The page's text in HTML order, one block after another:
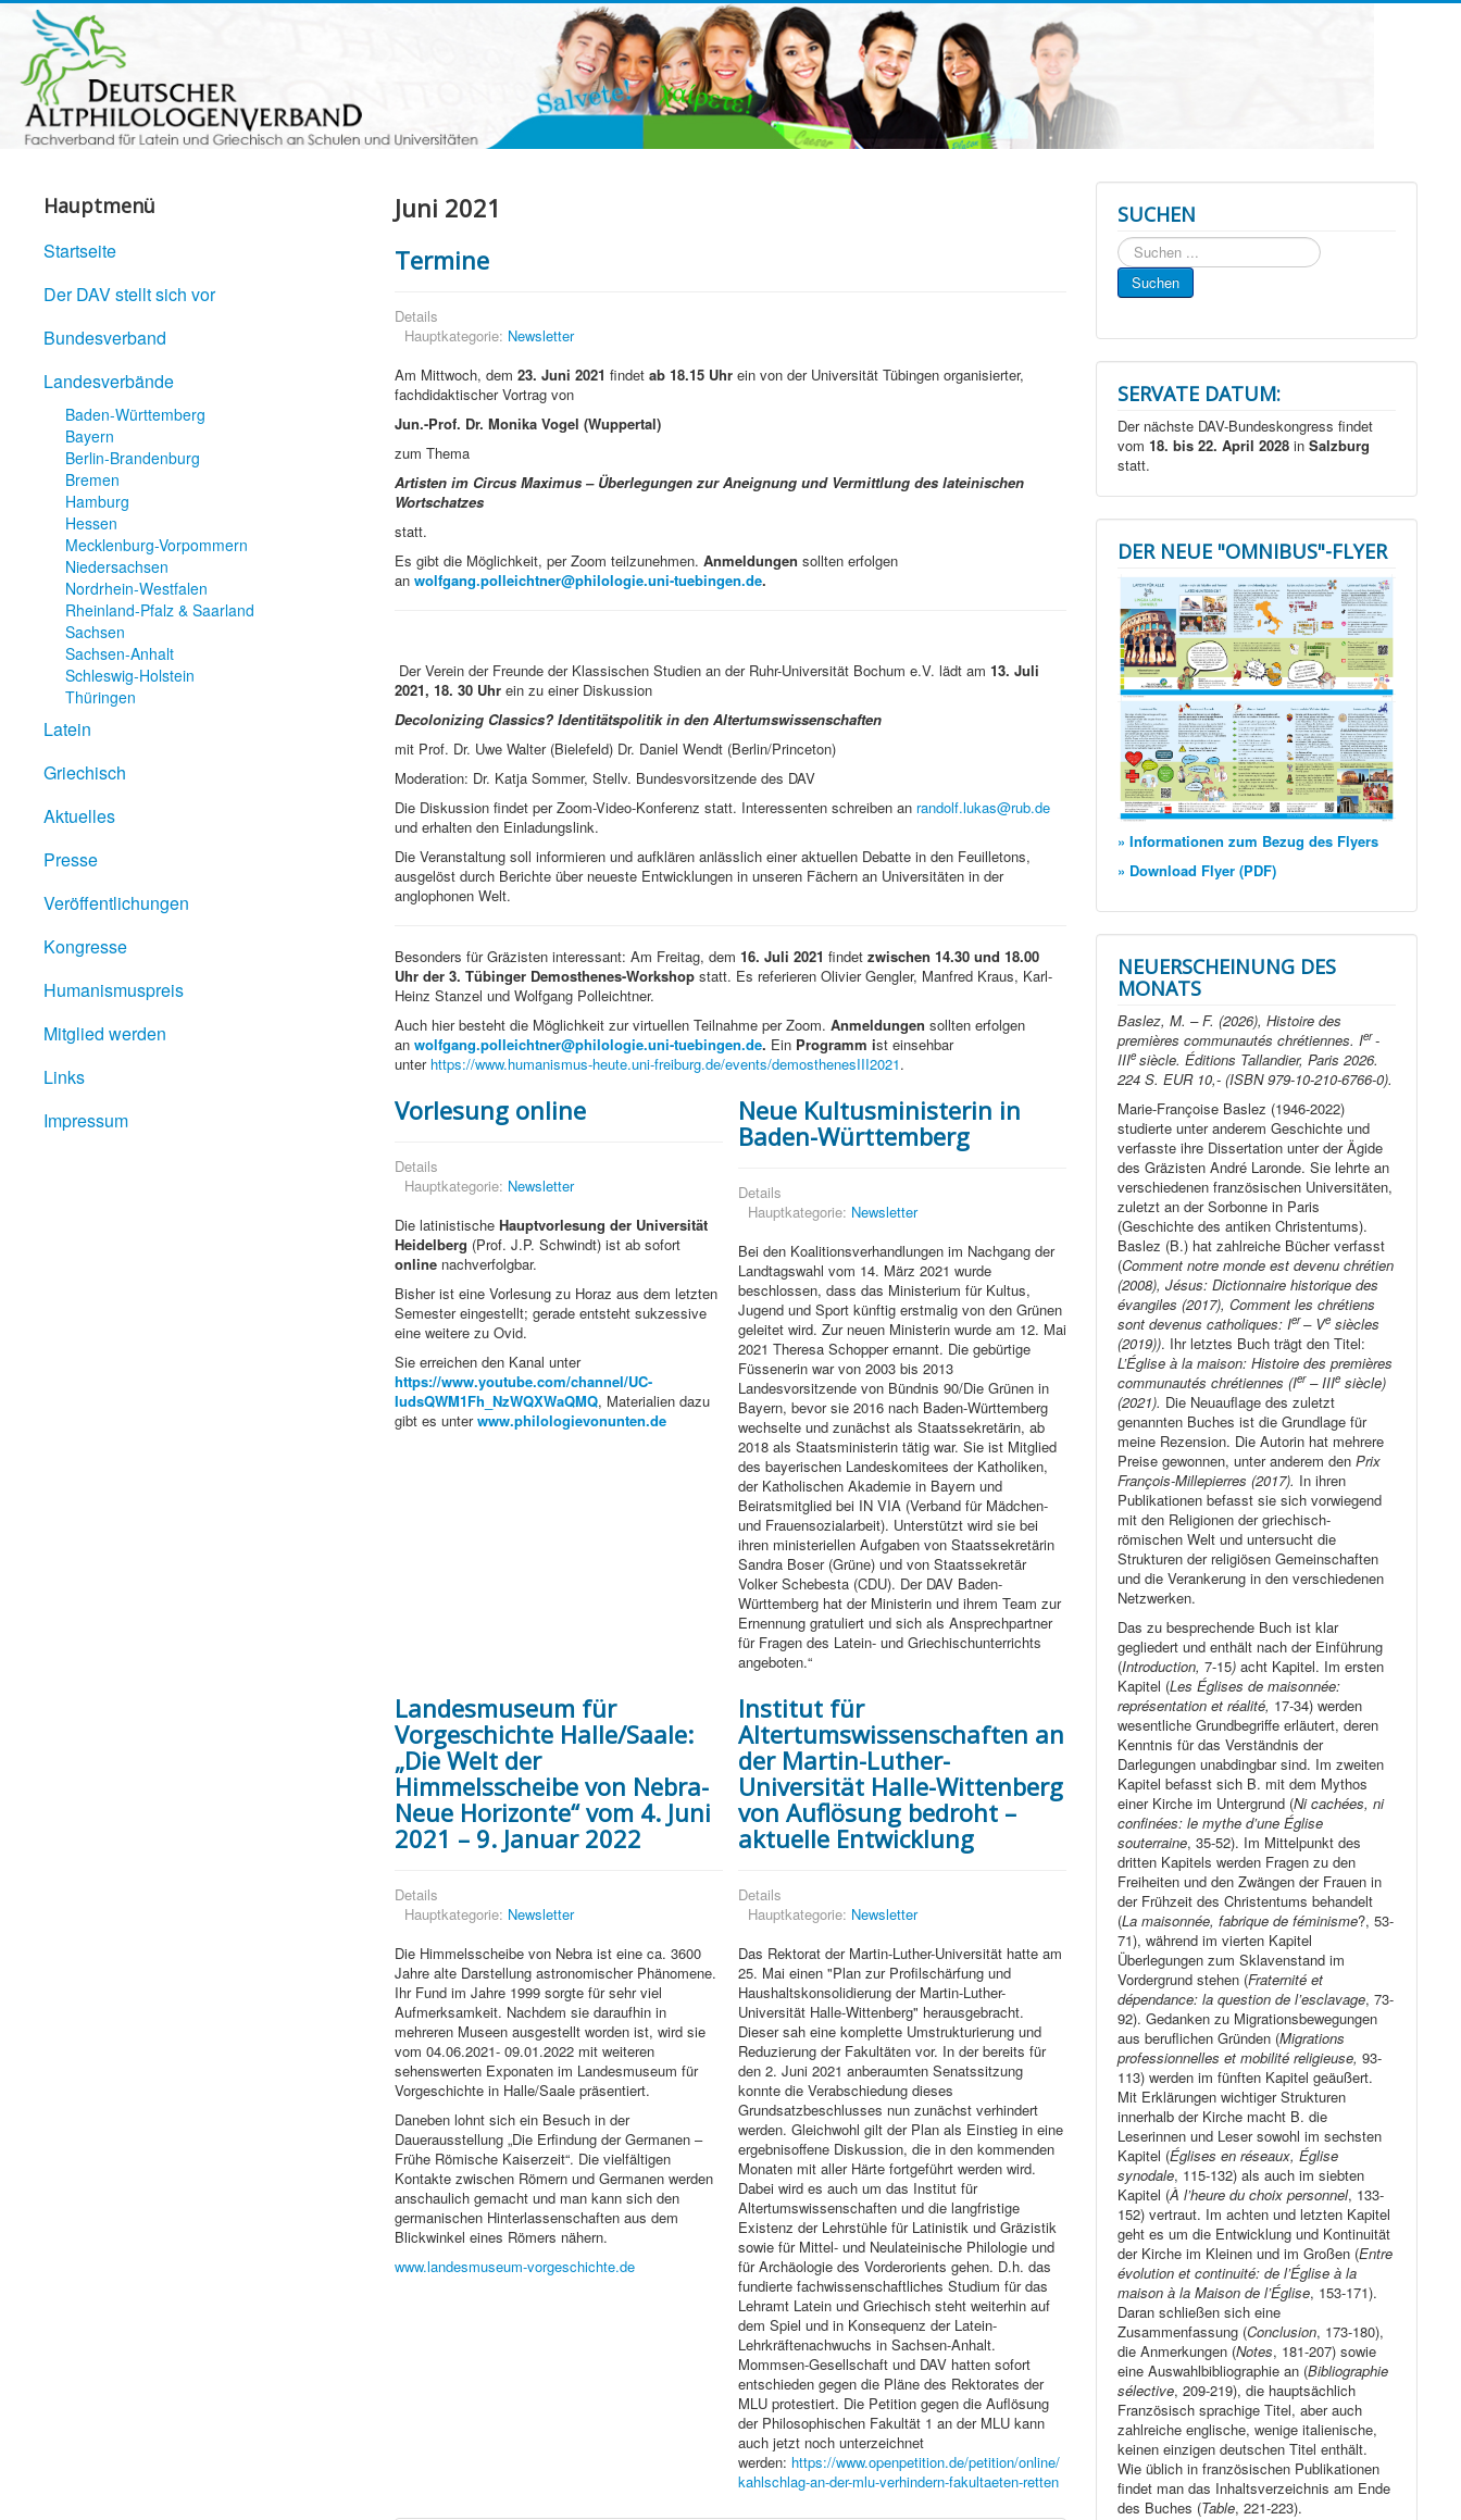
Hauptmenü
Startseite
Der DAV stellt sich vor
Bundesverband
Landesverbände
Baden-Württemberg
Bayern
Berlin-Brandenburg
Bremen
Hamburg
Hessen
Mecklenburg-Vorpommern
Niedersachsen
Nordrhein-Westfalen
Rheinland-Pfalz & Saarland
Sachsen
Sachsen-Anhalt
Schleswig-Holstein
Thüringen
Latein
Griechisch
Aktuelles
Presse
Veröffentlichungen
Kongresse
Humanismuspreis
Mitglied werden
Links
Impressum
Juni 2021
Termine
Details
Hauptkategorie: Newsletter
Am Mittwoch, dem 23. Juni 2021 findet ab 18.15 Uhrein von der Universität Tübingen organisierter,
fachdidaktischer Vortrag von
Jun.-Prof. Dr. Monika Vogel (Wuppertal)
zum Thema
Artisten im Circus Maximus – Überlegungen zur Aneignung und Vermittlung des lateinischen
Wortschatzes
statt.
Es gibt die Möglichkeit, per Zoom teilzunehmen. Anmeldungen sollten erfolgen
an wolfgang.polleichtner@philologie.uni-tuebingen.de.
Der Verein der Freunde der Klassischen Studien an der Ruhr-Universität Bochum e.V. lädt am 13. Juli
2021, 18. 30 Uhrein zu einer Diskussion
Decolonizing Classics? Identitätspolitik in den Altertumswissenschaften
mit Prof. Dr. Uwe Walter (Bielefeld) Dr. Daniel Wendt (Berlin/Princeton)
Moderation: Dr. Katja Sommer, Stellv. Bundesvorsitzende des DAV
Die Diskussion findet per Zoom-Video-Konferenz statt. Interessenten schreiben an randolf.lukas@rub.de
und erhalten den Einladungslink.
Die Veranstaltung soll informieren und aufklären anlässlich einer aktuellen Debatte in den Feuilletons,
ausgelöst durch Berichte über neueste Entwicklungen in unseren Fächern an Universitäten in der
anglophonen Welt.
Besonders für Gräzisten interessant: Am Freitag, dem 16. Juli 2021 findet zwischen 14.30 und 18.00
Uhr der 3. Tübinger Demosthenes-Workshopstatt. Es referieren Olivier Gengler, Manfred Kraus, Karl-
Heinz Stanzel und Wolfgang Polleichtner.
Auch hier besteht die Möglichkeit zur virtuellen Teilnahme per Zoom. Anmeldungen sollten erfolgen
an wolfgang.polleichtner@philologie.uni-tuebingen.de. EinProgramm ist einsehbar
unter https://www.humanismus-heute.uni-freiburg.de/events/demosthenesIII2021.
Vorlesung online
Details
Hauptkategorie: Newsletter
Die latinistische Hauptvorlesung der Universität
Heidelberg (Prof. J.P. Schwindt) ist ab sofort
onlinenachverfolgbar.
Bisher ist eine Vorlesung zu Horaz aus dem letzten
Semester eingestellt; gerade entsteht sukzessive
eine weitere zu Ovid.
Sie erreichen den Kanal unter
https://www.youtube.com/channel/UC-
IudsQWM1Fh_NzWQXWaQMQ, Materialien dazu
gibt es unterwww.philologievonunten.de
Neue Kultusministerin in
Baden-Württemberg
Details
Hauptkategorie: Newsletter
Bei den Koalitionsverhandlungen im Nachgang der
Landtagswahl vom 14. März 2021 wurde
beschlossen, dass das Ministerium für Kultus,
Jugend und Sport künftig erstmalig von den Grünen
geleitet wird. Zur neuen Ministerin wurde am 12. Mai
2021 Theresa Schopper ernannt. Die gebürtige
Füssenerin war von 2003 bis 2013
Landesvorsitzende von Bündnis 90/Die Grünen in
Bayern, bevor sie 2016 nach Baden-Württemberg
wechselte und zunächst als Staatssekretärin, ab
2018 als Staatsministerin tätig war. Sie ist Mitglied
des bayerischen Landeskomitees der Katholiken,
der Katholischen Akademie in Bayern und
Beiratsmitglied bei IN VIA (Verband für Mädchen-
und Frauensozialarbeit). Unterstützt wird sie bei
ihren ministeriellen Aufgaben von Staatssekretärin
Sandra Boser (Grüne) und von Staatssekretär
Volker Schebesta (CDU). Der DAV Baden-
Württemberg hat der Ministerin und ihrem Team zur
Ernennung gratuliert und sich als Ansprechpartner
für Fragen des Latein- und Griechischunterrichts
angeboten.“
Landesmuseum für
Vorgeschichte Halle/Saale:
„Die Welt der
Himmelsscheibe von Nebra-
Neue Horizonte“ vom 4. Juni
2021 – 9. Januar 2022
Details
Hauptkategorie: Newsletter
Die Himmelsscheibe von Nebra ist eine ca. 3600
Jahre alte Darstellung astronomischer Phänomene.
Ihr Fund im Jahre 1999 sorgte für sehr viel
Aufmerksamkeit. Nachdem sie daraufhin in
mehreren Museen ausgestellt worden ist, wird sie
vom 04.06.2021- 09.01.2022 mit weiteren
sehenswerten Exponaten im Landesmuseum für
Vorgeschichte in Halle/Saale präsentiert.
Daneben lohnt sich ein Besuch in der
Dauerausstellung „Die Erfindung der Germanen –
Frühe Römische Kaiserzeit“. Die vielfältigen
Kontakte zwischen Römern und Germanen werden
anschaulich gemacht und man kann sich den
germanischen Hinterlassenschaften aus dem
Blickwinkel eines Römers nähern.
www.landesmuseum-vorgeschichte.de
Institut für
Altertumswissenschaften an
der Martin-Luther-
Universität Halle-Wittenberg
von Auflösung bedroht –
aktuelle Entwicklung
Details
Hauptkategorie: Newsletter
Das Rektorat der Martin-Luther-Universität hatte am
25. Mai einen "Plan zur Profilschärfung und
Haushaltskonsolidierung der Martin-Luther-
Universität Halle-Wittenberg" herausgebracht.
Dieser sah eine komplette Umstrukturierung und
Reduzierung der Fakultäten vor. In der bereits für
den 2. Juni 2021 anberaumten Senatssitzung
konnte die Verabschiedung dieses
Grundsatzbeschlusses nun zunächst verhindert
werden. Gleichwohl gilt der Plan als Einstieg in eine
ergebnisoffene Diskussion, die in den kommenden
Monaten mit aller Härte fortgeführt werden wird.
Dabei wird es auch um das Institut für
Altertumswissenschaften und die langfristige
Existenz der Lehrstühle für Latinistik und Gräzistik
sowie für Mittel- und Neulateinische Philologie und
für Archäologie des Vorderorients gehen. D.h. das
fundierte fachwissenschaftliches Studium für das
Lehramt Latein und Griechisch steht weiterhin auf
dem Spiel und in Konsequenz der Latein-
Lehrkräftenachwuchs in Sachsen-Anhalt.
Mommsen-Gesellschaft und DAV hatten sofort
entschieden gegen die Pläne des Rektorates der
MLU protestiert. Die Petition gegen die Auflösung
der Philosophischen Fakultät 1 an der MLU kann
auch jetzt noch unterzeichnet
werden: https://www.openpetition.de/petition/online/
kahlschlag-an-der-mlu-verhindern-fakultaeten-retten
SUCHEN
Suchen
...
Suchen
SERVATE DATUM:
Der nächste DAV-Bundeskongress findet
vom18. bis 22. April 2028 inSalzburg
statt.
DER NEUE "OMNIBUS"-FLYER
» Informationen zum Bezug des Flyers
» Download Flyer (PDF)
NEUERSCHEINUNG DES
MONATS
Baslez, M. – F. (2026), Histoire des
premières communautés chrétiennes. Ier-
IIIe siècle. Éditions Tallandier, Paris 2026.
224 S. EUR 10,- (ISBN 979-10-210-6766-0).
Marie-Françoise Baslez (1946-2022)
studierte unter anderem Geschichte und
verfasste ihre Dissertation unter der Ägide
des Gräzisten André Laronde. Sie lehrte an
verschiedenen französischen Universitäten,
zuletzt an der Sorbonne in Paris
(Geschichte des antiken Christentums).
Baslez (B.) hat zahlreiche Bücher verfasst
(Comment notre monde est devenu chrétien
(2008), Jésus: Dictionnaire historique des
évangiles (2017), Comment les chrétiens
sont devenus catholiques: Ier– Ve siècles
(2019)). Ihr letztes Buch trägt den Titel:
L’Église à la maison: Histoire des premières
communautés chrétiennes (Ier– IIIe siècle)
(2021). Die Neuauflage des zuletzt
genannten Buches ist die Grundlage für
meine Rezension. Die Autorin hat mehrere
Preise gewonnen, unter anderem denPrix
François-Millepierres (2017). In ihren
Publikationen befasst sie sich vorwiegend
mit den Religionen der griechisch-
römischen Welt und untersucht die
Strukturen der religiösen Gemeinschaften
und die Verankerung in den verschiedenen
Netzwerken.
Das zu besprechende Buch ist klar
gegliedert und enthält nach der Einführung
(Introduction,7-15)acht Kapitel. Im ersten
Kapitel (Les Églises de maisonnée:
représentation et réalité, 17-34) werden
wesentliche Grundbegriffe erläutert, deren
Kenntnis für das Verständnis der
Darlegungen unabdingbar sind. Im zweiten
Kapitel befasst sich B. mit dem Mythos
einer Kirche im Untergrund (Ni cachées, ni
confinées: le mythe d’une Église
souterraine, 35-52). Im Mittelpunkt des
dritten Kapitels werden Fragen zu den
Freiheiten und den Zwängen der Frauen in
der Frühzeit des Christentums behandelt
(La maisonnée, fabrique de féminisme?, 53-
71), während im vierten Kapitel
Überlegungen zum Sklavenstand im
Vordergrund stehen (Fraternité et
dépendance: la question de l’esclavage, 73-
92). Gedanken zu Migrationsbewegungen
aus beruflichen Gründen (Migrations
professionnelles et mobilité religieuse,93-
113) werden im fünften Kapitel geäußert.
Mit Erklärungen wichtiger Strukturen
innerhalb der Kirche macht B. die
Leserinnen und Leser sowohl im sechsten
Kapitel (Églises en réseaux, Église
synodale, 115-132) als auch im siebten
Kapitel (À l’heure du choix personnel, 133-
152) vertraut. Im achten und letzten Kapitel
geht es um die Entwicklung und Kontinuität
der Kirche im Kleinen und im Großen (Entre
évolution et continuité: de l’Église à la
maison à la Maison de l’Église, 153-171).
Daran schließen sich eine
Zusammenfassung (Conclusion, 173-180),
die Anmerkungen (Notes, 181-207) sowie
eine Auswahlbibliographie an (Bibliographie
sélective, 209-219), die hauptsächlich
Französisch sprachige Titel, aber auch
zahlreiche englische, wenige italienische,
keinen einzigen deutschen Titel enthält.
Wie üblich in französischen Publikationen
findet man das Inhaltsverzeichnis am Ende
des Buches (Table, 221-223).